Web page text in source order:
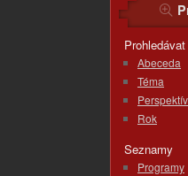
Abeceda
Téma
Rok
Seznamy
Programy